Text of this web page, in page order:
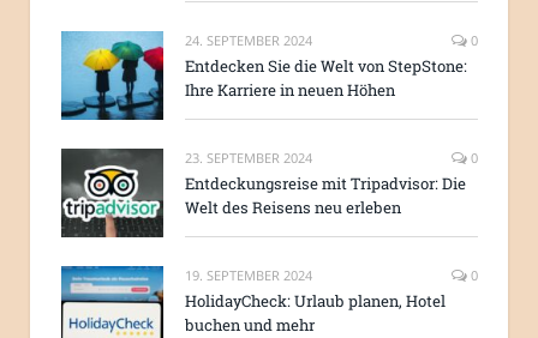
24. SEPTEMBER 2024 0
Entdecken Sie die Welt von StepStone:
Ihre Karriere in neuen Höhen
23. SEPTEMBER 2024 0
Entdeckungsreise mit Tripadvisor: Die
Welt des Reisens neu erleben
19. SEPTEMBER 2024 0
HolidayCheck: Urlaub planen, Hotel
buchen und mehr